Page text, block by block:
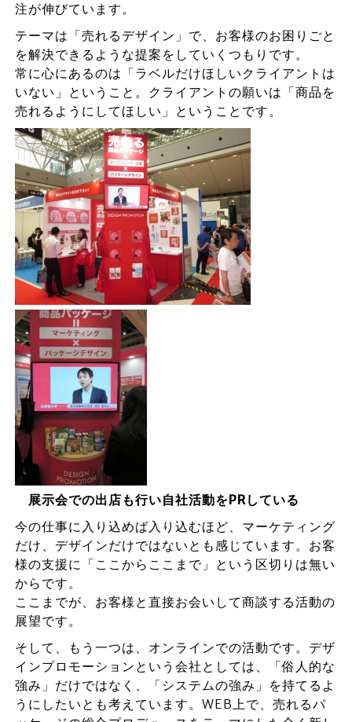
注が伸びています。
テーマは「売れるデザイン」で、お客様のお困りごと
を解決できるような提案をしていくつもりです。
常に心にあるのは「ラベルだけほしいクライアントは
いない」ということ。クライアントの願いは「商品を
売れるようにしてほしい」ということです。
展示会での出店も行い自社活動をPRしている
今の仕事に入り込めば入り込むほど、マーケティング
だけ、デザインだけではないとも感じています。お客
様の支援に「ここからここまで」という区切りは無い
からです。
ここまでが、お客様と直接お会いして商談する活動の
展望です。
そして、もう一つは、オンラインでの活動です。デザ
インプロモーションという会社としては、「俗人的な
強み」だけではなく、「システムの強み」を持てるよ
うにしたいとも考えています。WEB上で、売れるパ